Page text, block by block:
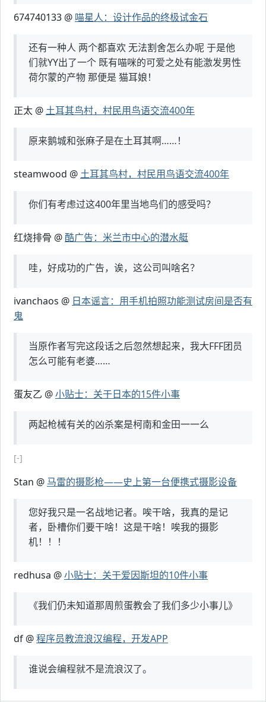
674740133 @ 喵星人：设计作品的终极试金石
还有一种人 两个都喜欢 无法割舍怎么办呢 于是他
们就YY出了一个 既有喵咪的可爱之处有能激发男性
荷尔蒙的产物 那便是 猫耳娘！
正太 @ 土耳其鸟村，村民用鸟语交流400年
原来鹅城和张麻子是在土耳其啊……！
steamwood @ 土耳其鸟村，村民用鸟语交流400年
你们有考虑过这400年里当地鸟们的感受吗？
红烧排骨 @酷广告：米兰市中心的潜水艇
哇，好成功的广告，诶，这公司叫啥名？
ivanchaos @ 日本谣言：用手机拍照功能测试房间是否有
鬼
当原作者写完这段话之后忽然想起来，我大FFF团员
怎么可能有老婆……
蛋友乙 @小贴士：关于日本的15件小事
两起枪械有关的凶杀案是柯南和金田一一么
[-]
Stan @ 马雷的摄影枪——史上第一台便携式摄影设备
您好我只是一名战地记者。唉干啥，我真的是记
者，卧槽你们要干啥！这是干啥！唉我的摄影
机！！！
redhusa @小贴士：关于爱因斯坦的10件小事
《我们仍未知道那周煎蛋教会了我们多少小事儿》
df @程序员教流浪汉编程，开发APP
谁说会编程就不是流浪汉了。